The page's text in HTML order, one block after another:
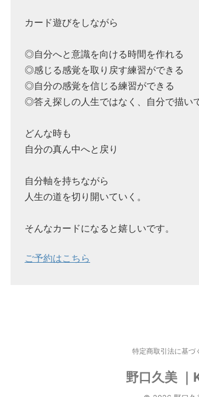
カード遊びをしながら
◎自分へと意識を向ける時間を作れる
◎感じる感覚を取り戻す練習ができる
◎自分の感覚を信じる練習ができる
◎答え探しの人生ではなく、自分で描い
どんな時も
自分の真ん中へと戻り
自分軸を持ちながら
人生の道を切り開いていく。
そんなカードになると嬉しいです。
ご予約はこちら
特定商取引法に基づ
野口久美